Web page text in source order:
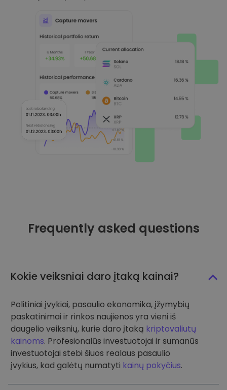
Frequently asked questions
Kokie veiksniai daro įtaką kainai?
Politiniai įvykiai, pasaulio ekonomika, įžymybių
paskatinimai ir rinkos naujienos yra vieni iš
daugelio veiksnių, kurie daro įtaką kriptovaliutų
kainoms. Profesionalūs investuotojai ir sumanūs
investuotojai stebi šiuos realaus pasaulio
įvykius, kad galėtų numatyti kainų pokyčius.